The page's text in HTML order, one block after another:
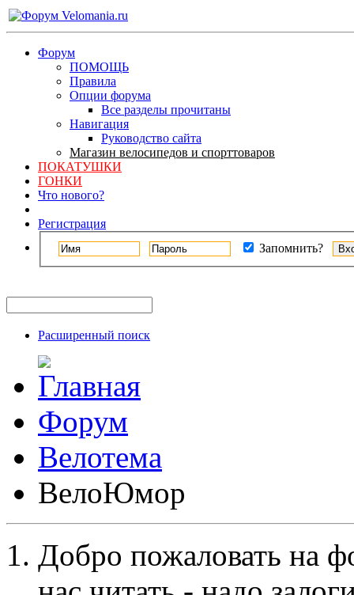
Форум
ПОМОЩЬ
Правила
Опции форума
Все разделы прочитаны
Навигация
Руководство сайта
Магазин велосипедов и спорттоваров
ПОКАТУШКИ
ГОНКИ
Что нового?
Регистрация
Запомнить?
Расширенный поиск
Форум
Велотема
ВелоЮмор
Добро пожаловать на